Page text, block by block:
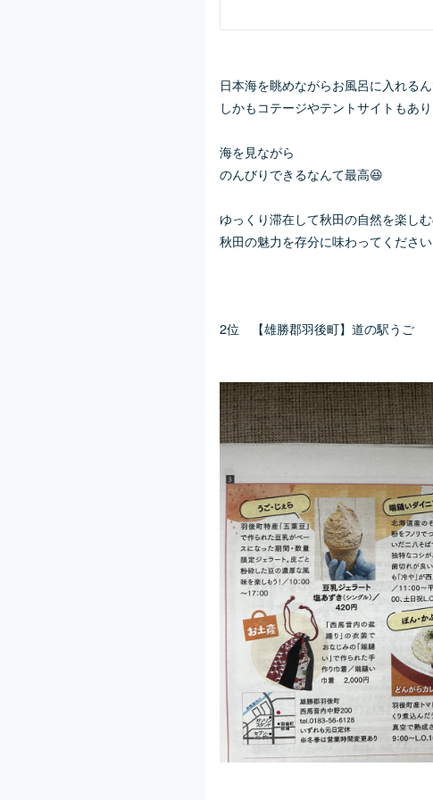
日本海を眺めながらお風呂に入れるん
しかもコテージやテントサイトもあり
海を見ながら
のんびりできるなんて最高😆
ゆっくり滞在して秋田の自然を楽しむ
秋田の魅力を存分に味わってください
2位 【雄勝郡羽後町】道の駅うご